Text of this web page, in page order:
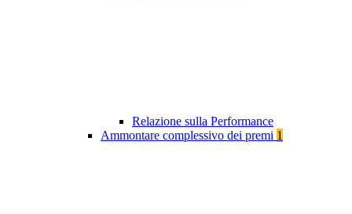
Relazione sulla Performance
Ammontare complessivo dei premi 1